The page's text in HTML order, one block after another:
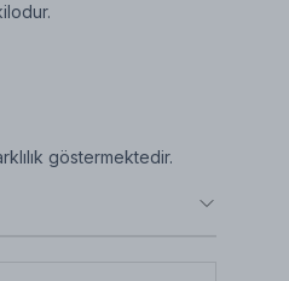
göstermektedir.